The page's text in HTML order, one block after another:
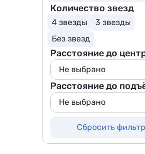
Количество звезд
4 звезды
3 звезды
Без звезд
Расстояние до
Не выбрано
Не выбрано
500 м
1000 м
1500 м
Расстояние до
Не выбрано
Сбросить